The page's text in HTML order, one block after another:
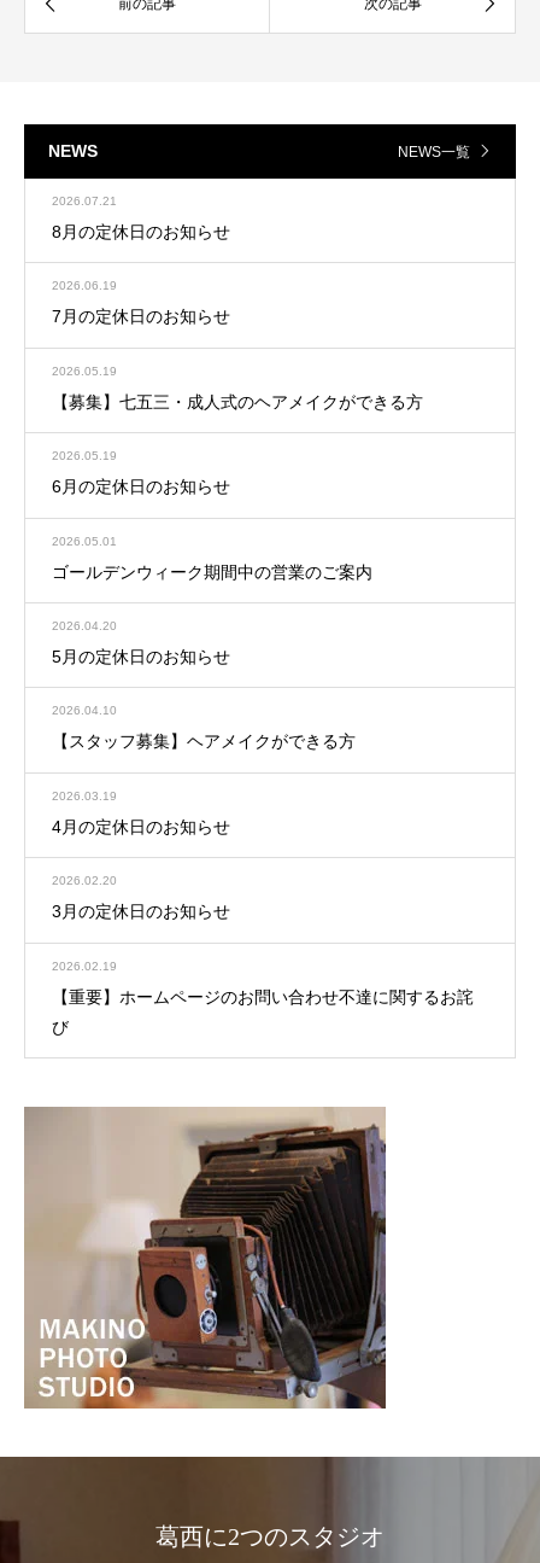
NEWS NEWS一覧
2026.07.21
8月の定休日のお知らせ
2026.06.19
7月の定休日のお知らせ
2026.05.19
【募集】七五三・成人式のヘアメイクができる方
2026.05.19
6月の定休日のお知らせ
2026.05.01
ゴールデンウィーク期間中の営業のご案内
2026.04.20
5月の定休日のお知らせ
2026.04.10
【スタッフ募集】ヘアメイクができる方
2026.03.19
4月の定休日のお知らせ
2026.02.20
3月の定休日のお知らせ
2026.02.19
【重要】ホームページのお問い合わせ不達に関するお詫
び
葛西に2つのスタジオ